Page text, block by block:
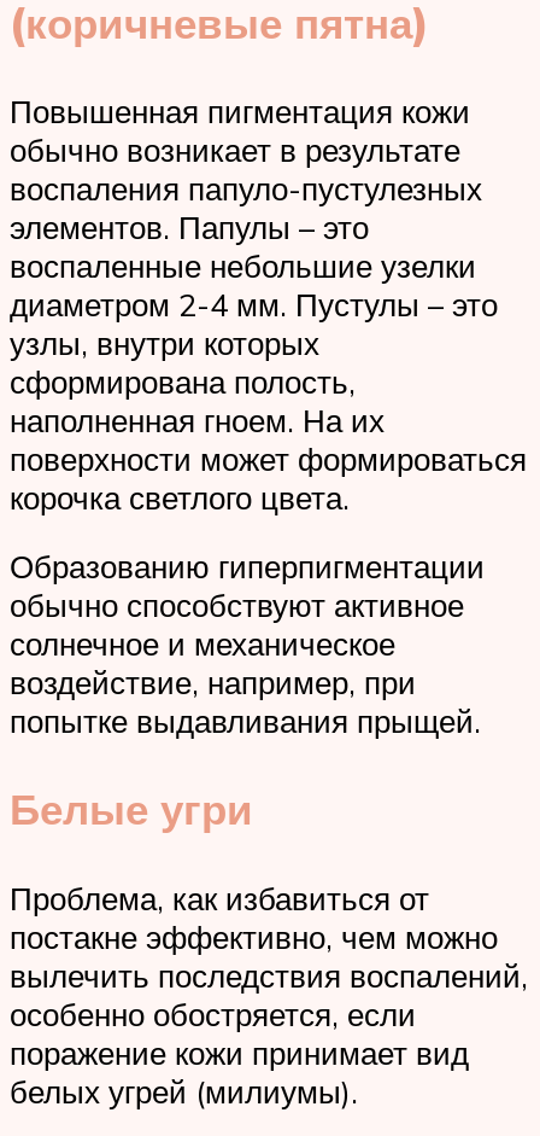
(коричневые пятна)
Повышенная пигментация кожи
обычно возникает в результате
воспаления папуло-пустулезных
элементов. Папулы – это
воспаленные небольшие узелки
диаметром 2-4 мм. Пустулы – это
узлы, внутри которых
сформирована полость,
наполненная гноем. На их
поверхности может формироваться
корочка светлого цвета.
Образованию гиперпигментации
обычно способствуют активное
солнечное и механическое
воздействие, например, при
попытке выдавливания прыщей.
Белые угри
Проблема, как избавиться от
постакне эффективно, чем можно
вылечить последствия воспалений,
особенно обостряется, если
поражение кожи принимает вид
белых угрей (милиумы).